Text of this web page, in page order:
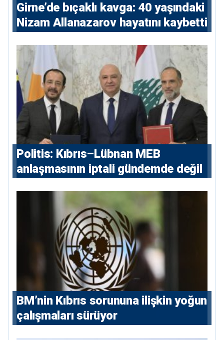
Girne’de bıçaklı kavga: 40 yaşındaki
Nizam Allanazarov hayatını kaybetti
Politis: Kıbrıs–Lübnan MEB
anlaşmasının iptali gündemde değil
BM’nin Kıbrıs sorununa ilişkin yoğun
çalışmaları sürüyor